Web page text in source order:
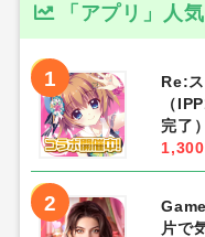
「アプリ」人
1
Re:
（
完了
2
片で